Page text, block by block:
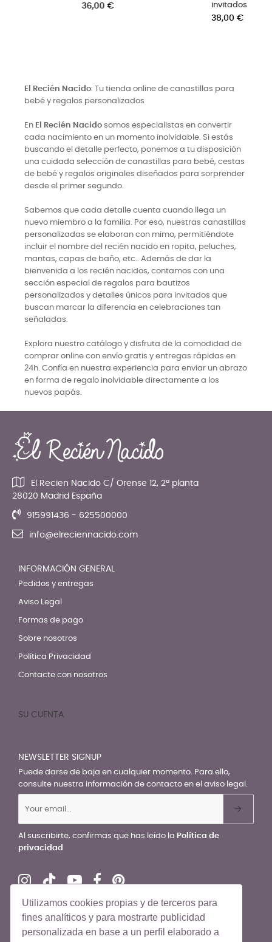
Utilizamos cookies propias y de terceros para
fines analíticos y para mostrarte publicidad
personalizada en base a un perfil elaborado a
El Recién Nacido: Tu tienda online de canastillas para
bebé y regalos personalizados
En El Recién Nacido somos especialistas en convertir
cada nacimiento en un momento inolvidable. Si estás
buscando el detalle perfecto, ponemos a tu disposición
una cuidada selección de canastillas para bebé, cestas
de bebé y regalos originales diseñados para sorprender
desde el primer segundo.
Sabemos que cada detalle cuenta cuando llega un
nuevo miembro a la familia. Por eso, nuestras canastillas
personalizadas se elaboran con mimo, permitiéndote
incluir el nombre del recién nacido en ropita, peluches,
mantas, capas de baño, etc.. Además de dar la
bienvenida a los recién nacidos, contamos con una
sección especial de regalos para bautizos
personalizados y detalles únicos para invitados que
buscan marcar la diferencia en celebraciones tan
señaladas.
Explora nuestro catálogo y disfruta de la comodidad de
comprar online con envío gratis y entregas rápidas en
24h. Confía en nuestra experiencia para enviar un abrazo
en forma de regalo inolvidable directamente a los
nuevos papás.
El Recien Nacido C/ Orense 12, 2ª planta
28020 Madrid España
915991436 - 625500000
info@elreciennacido.com
INFORMACIÓN GENERAL
Pedidos y entregas
Aviso Legal
Formas de pago
Sobre nosotros
Política Privacidad
Contacte con nosotros
SU CUENTA
NEWSLETTER SIGNUP
Puede darse de baja en cualquier momento. Para ello,
consulte nuestra información de contacto en el aviso legal.
Al suscribirte, confirmas que has leído la Política de
privacidad